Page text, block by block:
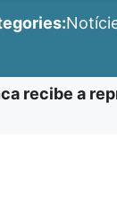
recibe a